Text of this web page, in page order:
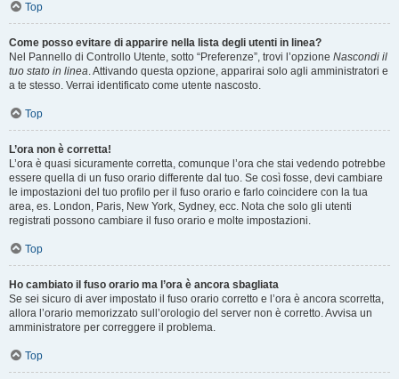
Top
Come posso evitare di apparire nella lista degli utenti in linea?
Nel Pannello di Controllo Utente, sotto “Preferenze”, trovi l’opzione Nascondi il
tuo stato in linea. Attivando questa opzione, apparirai solo agli amministratori e
a te stesso. Verrai identificato come utente nascosto.
Top
L’ora non è corretta!
L’ora è quasi sicuramente corretta, comunque l’ora che stai vedendo potrebbe
essere quella di un fuso orario differente dal tuo. Se così fosse, devi cambiare
le impostazioni del tuo profilo per il fuso orario e farlo coincidere con la tua
area, es. London, Paris, New York, Sydney, ecc. Nota che solo gli utenti
registrati possono cambiare il fuso orario e molte impostazioni.
Top
Ho cambiato il fuso orario ma l’ora è ancora sbagliata
Se sei sicuro di aver impostato il fuso orario corretto e l’ora è ancora scorretta,
allora l’orario memorizzato sull’orologio del server non è corretto. Avvisa un
amministratore per correggere il problema.
Top